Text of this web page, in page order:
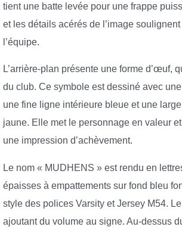
tient une batte levée pour une frappe
et les détails acérés de l’image
l’équipe.
L’arrière-plan présente une forme d’œuf,
du club. Ce symbole est dessiné avec
une fine ligne intérieure bleue et une
jaune. Elle met le personnage en valeur
une impression d’achèvement.
Le nom « MUDHENS » est rendu en
épaisses à empattements sur fond bleu
style des polices Varsity et Jersey M54.
ajoutant du volume au signe. Au-dessus